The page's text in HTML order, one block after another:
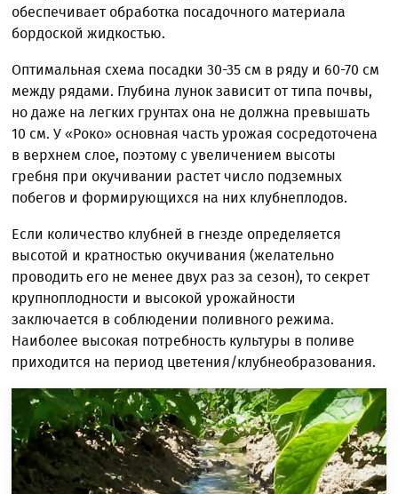
обеспечивает обработка посадочного материала
бордоской жидкостью.
Оптимальная схема посадки 30-35 см в ряду и 60-70 см
между рядами. Глубина лунок зависит от типа почвы,
но даже на легких грунтах она не должна превышать
10 см. У «Роко» основная часть урожая сосредоточена
в верхнем слое, поэтому с увеличением высоты
гребня при окучивании растет число подземных
побегов и формирующихся на них клубнеплодов.
Если количество клубней в гнезде определяется
высотой и кратностью окучивания (желательно
проводить его не менее двух раз за сезон), то секрет
крупноплодности и высокой урожайности
заключается в соблюдении поливного режима.
Наиболее высокая потребность культуры в поливе
приходится на период цветения/клубнеобразования.